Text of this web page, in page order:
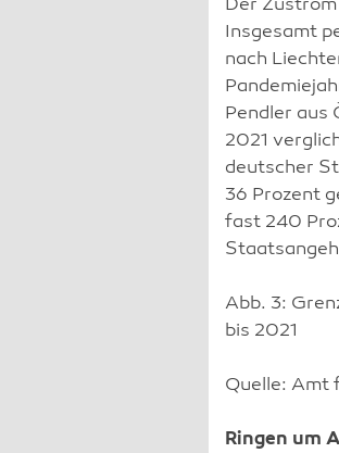
Der
Insgesamt
nach
Pendler aus
2021
deutscher
36 Prozent
fast 240
Abb. 3:
bis 2021
Quelle: Amt
Ringen um